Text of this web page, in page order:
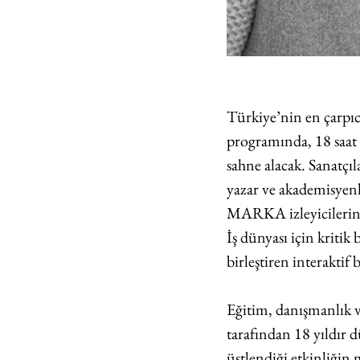
Türkiye’nin en
programında, 18
sahne alacak.
yazar ve
MARKA izleyicilerine
İş dünyası için kritik
birleştiren interaktif
Eğitim,
tarafından 18 yıldır